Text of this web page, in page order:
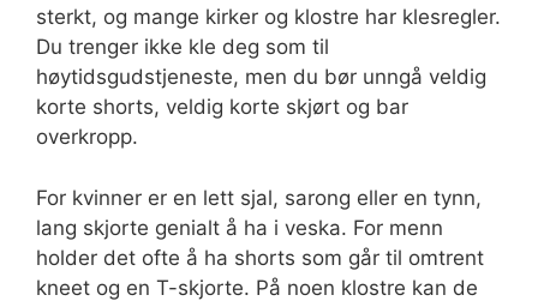
sterkt, og mange kirker og klostre har klesregler.
Du trenger ikke kle deg som til
høytidsgudstjeneste, men du bør unngå veldig
korte shorts, veldig korte skjørt og bar
overkropp.
For kvinner er en lett sjal, sarong eller en tynn,
lang skjorte genialt å ha i veska. For menn
holder det ofte å ha shorts som går til omtrent
kneet og en T-skjorte. På noen klostre kan de